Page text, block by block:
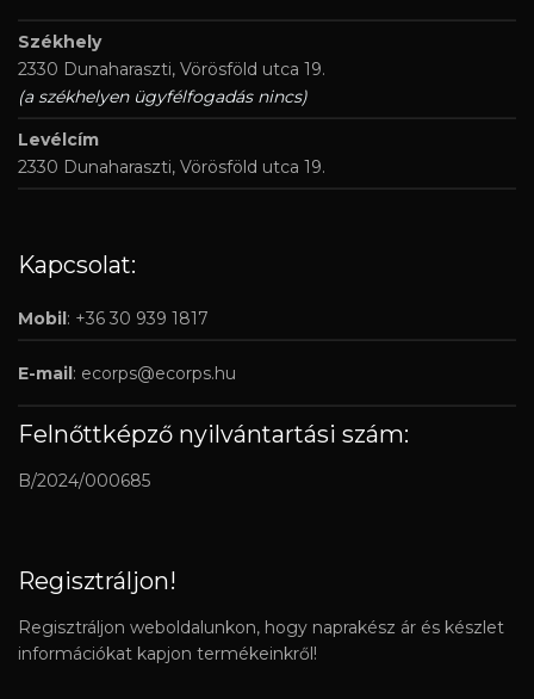
Székhely
2330 Dunaharaszti, Vörösföld utca 19.
(a székhelyen ügyfélfogadás nincs)
Levélcím
2330 Dunaharaszti, Vörösföld utca 19.
Kapcsolat:
Mobil: +36 30 939 1817
E-mail: ecorps@ecorps.hu
Felnőttképző nyilvántartási szám:
B/2024/000685
Regisztráljon!
Regisztráljon weboldalunkon, hogy naprakész ár és készlet
információkat kapjon termékeinkről!